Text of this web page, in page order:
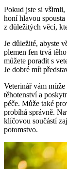
Pokud jste si všimli,
honí hlavou
z důležitých věcí,
Je důležité, abyste
plemen fen trvá
můžete poradit s
Je dobré mít
Veterinář vám
těhotenství a
péče. Může také
probíhá správně.
klíčovou součástí
potomstvo.